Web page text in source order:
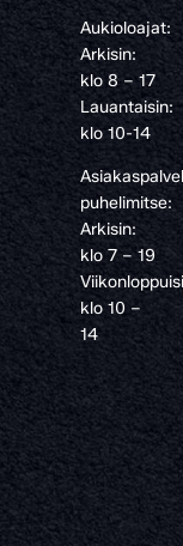
Aukioloajat:
Arkisin:
klo 8 – 17
Lauantaisin:
klo 10-14
puhelimitse:
Arkisin:
klo 7 – 19
klo 10 –
14